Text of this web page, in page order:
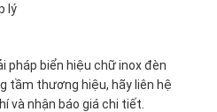
lý
pháp biển hiệu chữ inox đèn
tầm thương hiệu, hãy liên hệ
và nhận báo giá chi tiết.